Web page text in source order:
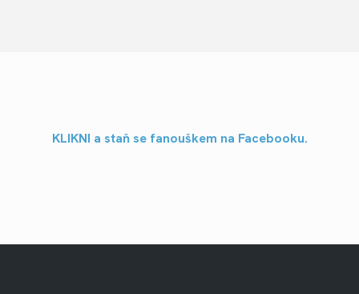
KLIKNI a staň se fanouškem na Facebooku.